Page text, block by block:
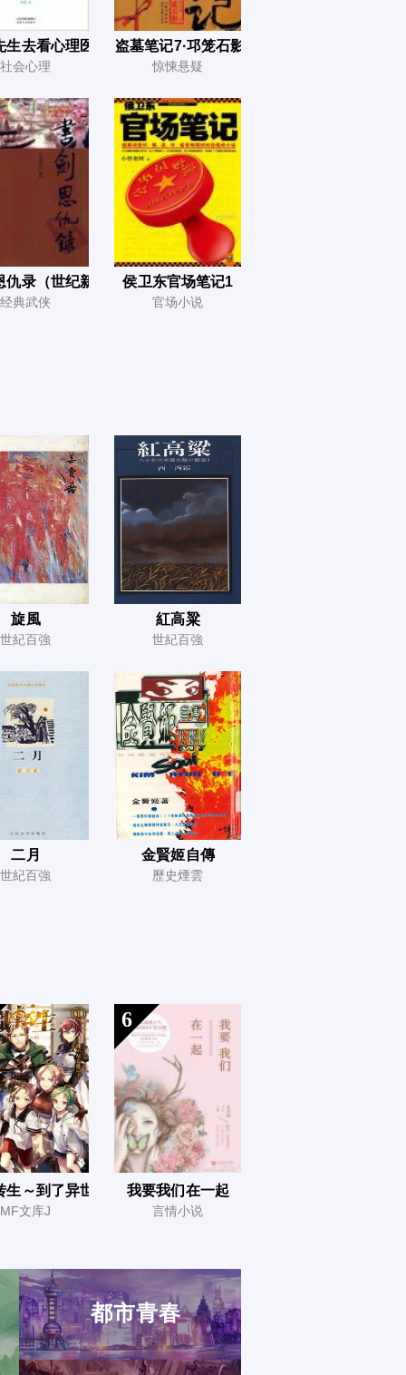
生去看心理医生
社会心理
盗墓笔记7·邛笼石影
惊悚悬疑
仇录（世纪新修版）
经典武侠
侯卫东官场笔记1
官场小说
旋風
世紀百強
紅高粱
世紀百強
二月
世紀百強
金賢姬自傳
歷史煙雲
生～到了异世界就拿出真本事～
MF文库J
6
我要我们在一起
言情小说
都市青春